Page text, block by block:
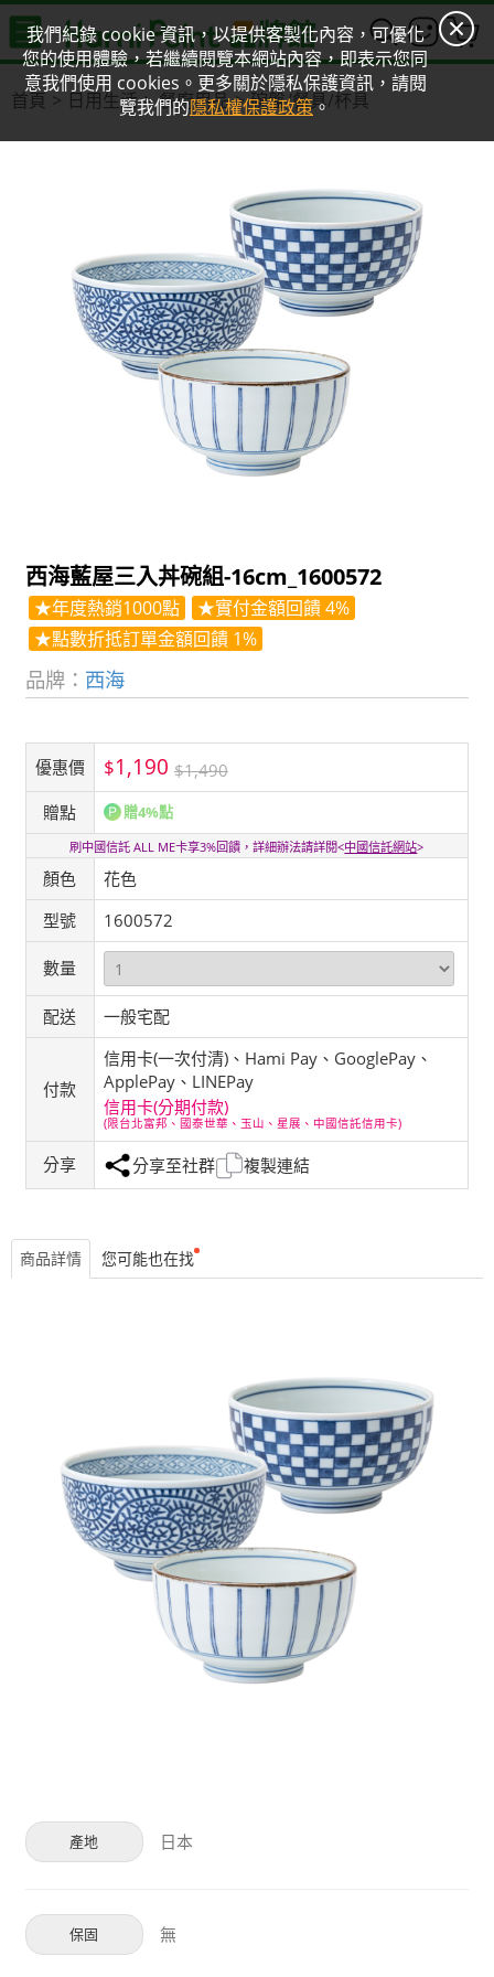
我們紀錄 cookie 資訊，以提供客製化內容，可優化
您的使用體驗，若繼續閱覽本網站內容，即表示您同
意我們使用 cookies。更多關於隱私保護資訊，請閱
覽我們的隱私權保護政策。
首頁 日用生活 餐廚用品 碗盤/餐具/杯具
西海藍屋三入丼碗組-16cm_1600572
★年度熱銷1000點
★實付金額回饋 4%
★點數折抵訂單金額回饋 1%
品牌： 西海
優惠價 $1,190 $1,490
贈點
贈4%點
刷中國信託 ALL ME卡享3%回饋，詳細辦法請詳閱<中國信託網站>
顏色
花色
型號
1600572
數量
配送 一般宅配
付款
信用卡(一次付清)、Hami Pay、GooglePay、
ApplePay、LINEPay
信用卡(分期付款)
(限台北富邦、國泰世華、玉山、星展、中國信託信用卡)
分享 分享至社群 複製連結
商品詳情 您可能也在找
產地 日本
保固 無